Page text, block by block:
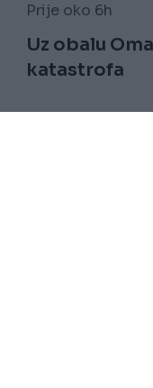
Prije oko 6h
Uz obalu
katastrofa